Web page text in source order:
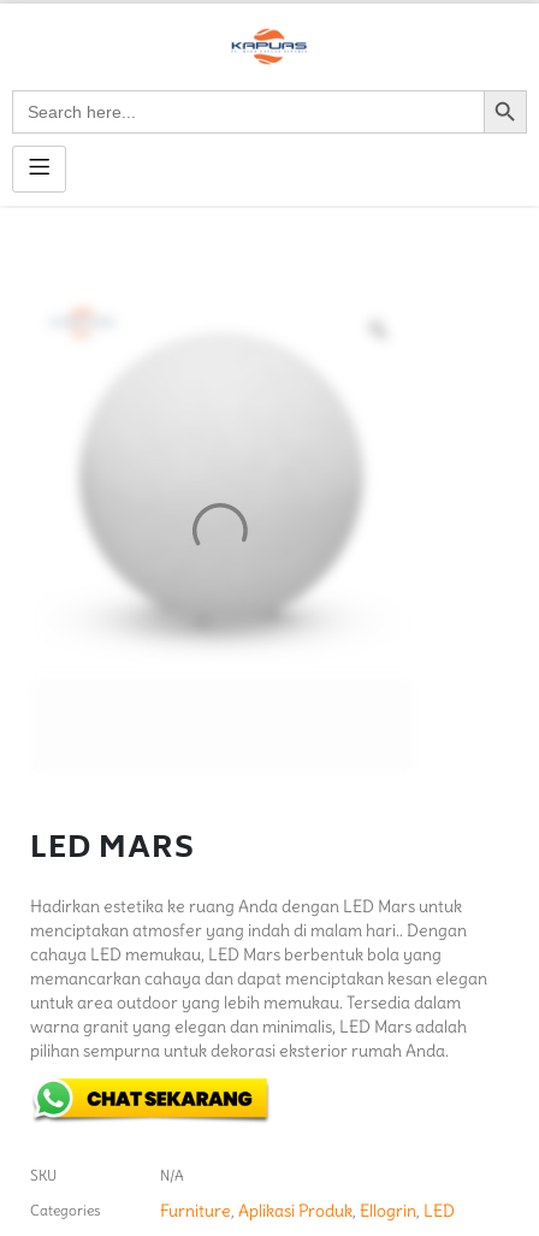
Search
for:
Search Button
LED MARS
Hadirkan estetika ke ruang Anda dengan LED Mars untuk
menciptakan atmosfer yang indah di malam hari.. Dengan
cahaya LED memukau, LED Mars berbentuk bola yang
memancarkan cahaya dan dapat menciptakan kesan elegan
untuk area outdoor yang lebih memukau. Tersedia dalam
warna granit yang elegan dan minimalis, LED Mars adalah
pilihan sempurna untuk dekorasi eksterior rumah Anda.
SKU
N/A
Categories
Furniture, Aplikasi Produk, Ellogrin, LED